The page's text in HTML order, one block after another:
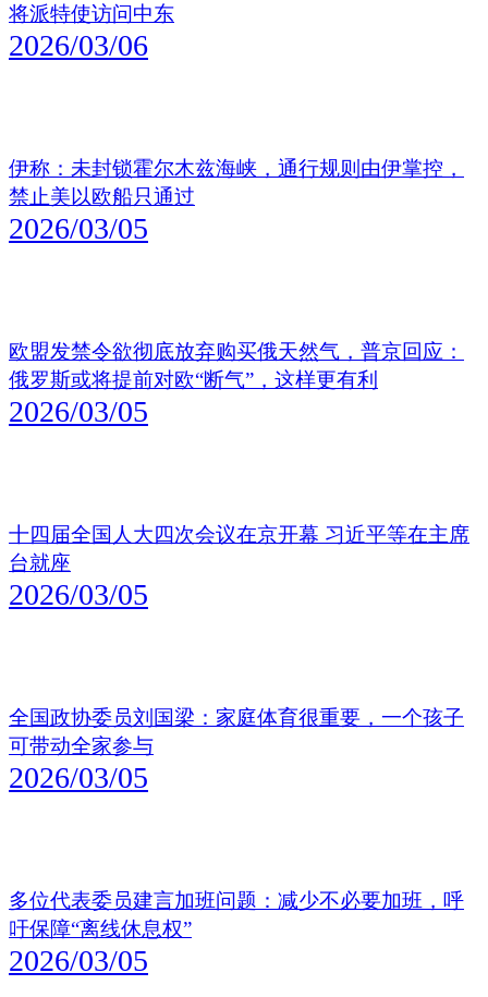
将派特使访问中东
2026/03/06
伊称：未封锁霍尔木兹海峡，通行规则由伊掌控，
禁止美以欧船只通过
2026/03/05
欧盟发禁令欲彻底放弃购买俄天然气，普京回应：
俄罗斯或将提前对欧“断气”，这样更有利
2026/03/05
十四届全国人大四次会议在京开幕 习近平等在主席
台就座
2026/03/05
全国政协委员刘国梁：家庭体育很重要，一个孩子
可带动全家参与
2026/03/05
多位代表委员建言加班问题：减少不必要加班，呼
吁保障“离线休息权”
2026/03/05